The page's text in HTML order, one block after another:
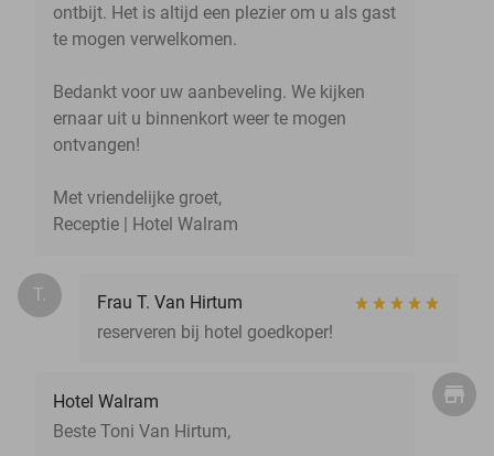
ontbijt. Het is altijd een plezier om u als gast
te mogen verwelkomen.
Bedankt voor uw aanbeveling. We kijken
ernaar uit u binnenkort weer te mogen
ontvangen!
Met vriendelijke groet,
Receptie | Hotel Walram
T.
Frau T. Van Hirtum
reserveren bij hotel goedkoper!
Hotel Walram
Beste Toni Van Hirtum,